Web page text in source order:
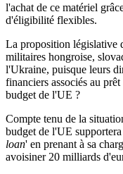
l'achat de ce matériel
d'éligibilité flexibles.
La proposition législative
militaires hongroise,
l'Ukraine, puisque leurs
financiers associés au
budget de l'UE ?
Compte tenu de la
budget de l'UE
loan' en prenant à sa
avoisiner 20 milliards